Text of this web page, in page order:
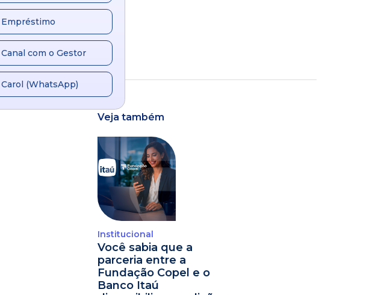
Empréstimo
Canal com o Gestor
Carol (WhatsApp)
Veja também
Institucional
Você sabia que a
parceria entre a
Fundação Copel e o
Banco Itaú